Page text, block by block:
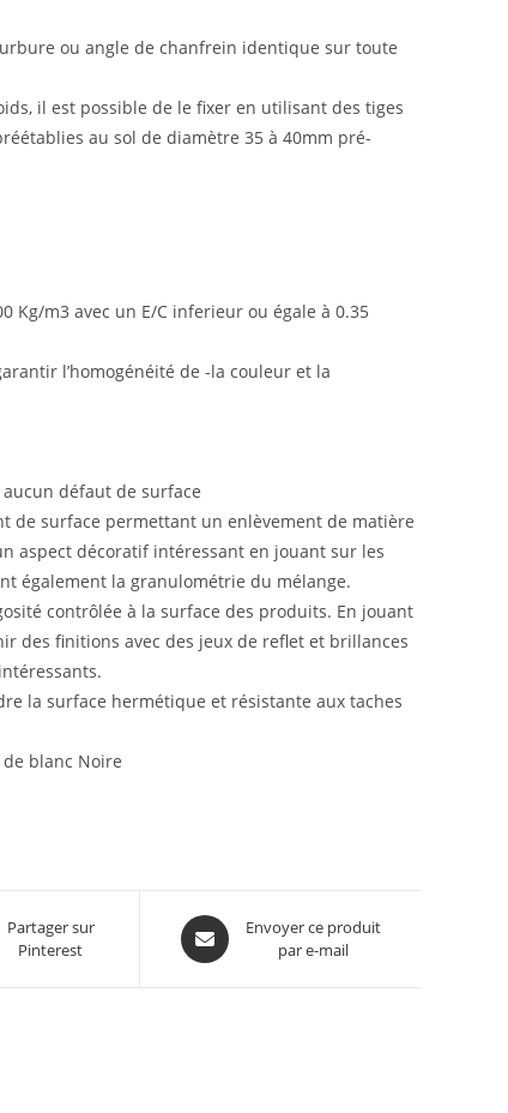
ou angle de chanfrein identique sur toute
il est possible de le fixer en utilisant des tiges
au sol de diamètre 35 à 40mm pré-
m3 avec un E/C inferieur ou égale à 0.35
l’homogénéité de -la couleur et la
aucun défaut de surface
de surface permettant un enlèvement de matière
aspect décoratif intéressant en jouant sur les
également la granulométrie du mélange.
contrôlée à la surface des produits. En jouant
des finitions avec des jeux de reflet et brillances
la surface hermétique et résistante aux taches
blanc Noire
Partager sur
Pinterest
Envoyer ce produit
par e-mail